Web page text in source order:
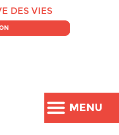
MENU
DES VIES